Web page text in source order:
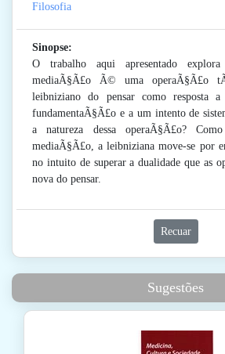
Filosofia
Sinopse:
O trabalho aqui apresentado
mediaÃ§Ã£o Ã© uma operaÃ§Ã£o
leibniziano do pensar como resposta
fundamentaÃ§Ã£o e a um intento de
a natureza dessa operaÃ§Ã£o?
mediaÃ§Ã£o, a leibniziana move-se por
no intuito de superar a dualidade que as
nova do pensar.
Recuar
Sugestões